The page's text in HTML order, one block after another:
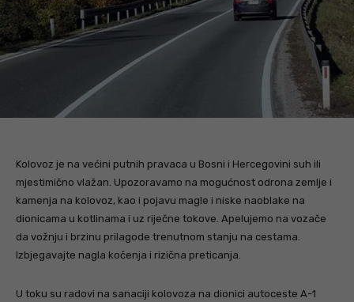
Kolovoz je na većini putnih pravaca u Bosni i Hercegovini suh ili
mjestimično vlažan. Upozoravamo na mogućnost odrona zemlje i
kamenja na kolovoz, kao i pojavu magle i niske naoblake na
dionicama u kotlinama i uz riječne tokove. Apelujemo na vozače
da vožnju i brzinu prilagode trenutnom stanju na cestama.
Izbjegavajte nagla kočenja i rizična preticanja.
U toku su radovi na sanaciji kolovoza na dionici autoceste A-1